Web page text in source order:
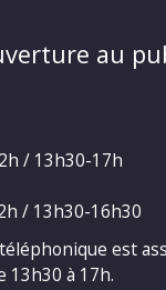
au
/ 13h30-17h
/ 13h30-16h30
est
13h30 à 17h.